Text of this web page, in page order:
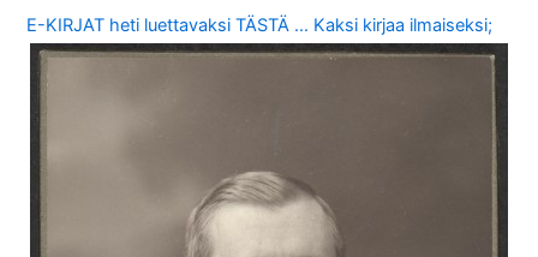
E-KIRJAT heti luettavaksi TÄSTÄ … Kaksi kirjaa ilmaiseksi;